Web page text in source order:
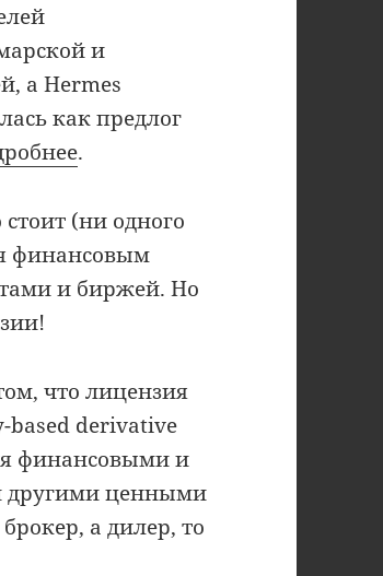
и
а Hermes
как предлог
.
(ни одного
финансовым
и биржей. Но
что лицензия
based derivative
финансовыми и
другими ценными
а дилер, то